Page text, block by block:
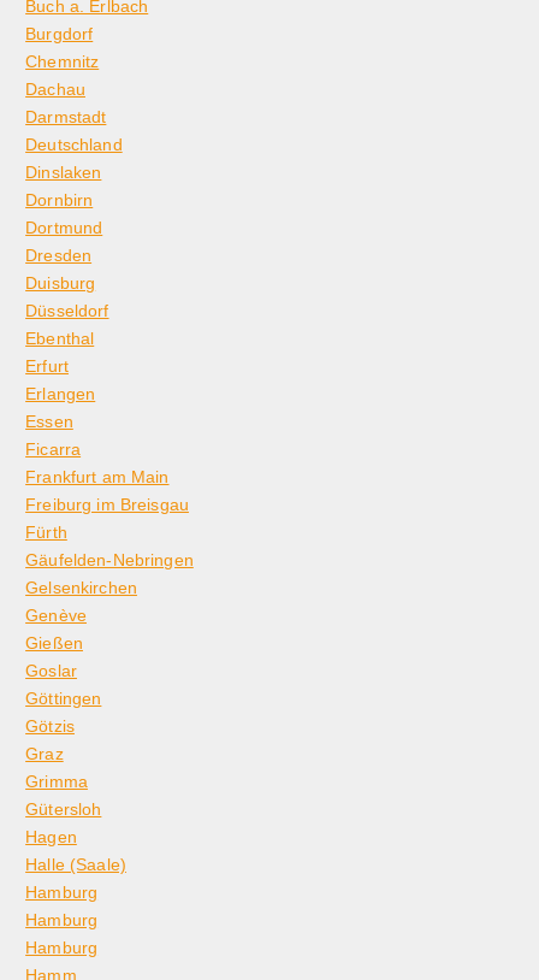
Buch a. Erlbach
Burgdorf
Chemnitz
Dachau
Darmstadt
Deutschland
Dinslaken
Dornbirn
Dortmund
Dresden
Duisburg
Düsseldorf
Ebenthal
Erfurt
Erlangen
Essen
Ficarra
Frankfurt am Main
Freiburg im Breisgau
Fürth
Gäufelden-Nebringen
Gelsenkirchen
Genève
Gießen
Goslar
Göttingen
Götzis
Graz
Grimma
Gütersloh
Hagen
Halle (Saale)
Hamburg
Hamburg
Hamburg
Hamm